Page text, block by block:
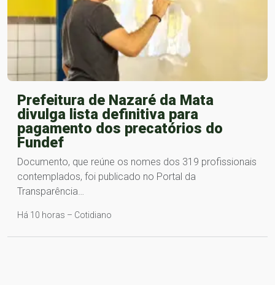
Prefeitura de Nazaré da Mata
divulga lista definitiva para
pagamento dos precatórios do
Fundef
Documento, que reúne os nomes dos 319 profissionais
contemplados, foi publicado no Portal da
Transparência…
Há 10 horas – Cotidiano